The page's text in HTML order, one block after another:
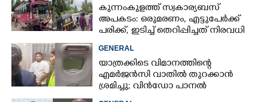
കുന്നംകുളത്ത് സ്വകാര്യബസ്
അപകടം: ഒരുമരണം, എട്ടുപേർക്ക്
പരിക്ക്, ഇടിച്ച് തെറിപ്പിച്ചത് നിരവധി
GENERAL
യാത്രക്കിടെ വിമാനത്തിന്റെ
എമർജൻസി വാതിൽ തുറക്കാൻ
ശ്രമിച്ചു; വിൻഡോ പാനൽ